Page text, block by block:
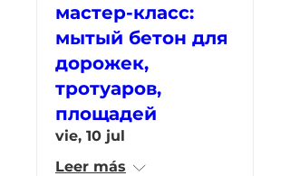
мастер-класс:
мытый бетон для
дорожек,
тротуаров,
площадей
vie, 10 jul
Leer más